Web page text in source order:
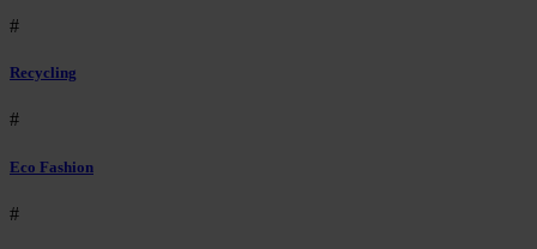
#
Recycling
#
Eco Fashion
#